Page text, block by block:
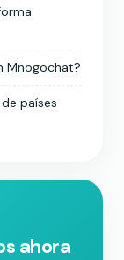
Mnogochat?
países
ahora